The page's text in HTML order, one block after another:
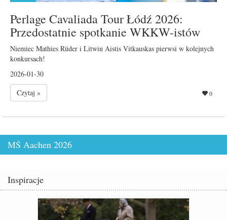
Perlage Cavaliada Tour Łódź 2026:
Przedostatnie spotkanie WKKW-istów
Niemiec Mathies Rüder i Litwin Aistis Vitkauskas pierwsi w kolejnych
konkursach!
2026-01-30
Czytaj »
0
MŚ Aachen 2026
Inspiracje